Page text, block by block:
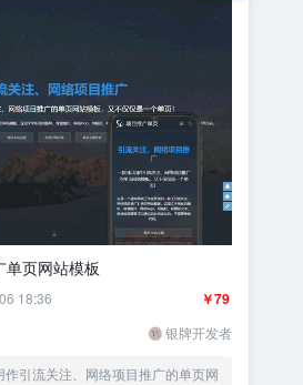
页网站模板
￥79
18:36
银牌开发者
引流关注、网络项目推广的单页网